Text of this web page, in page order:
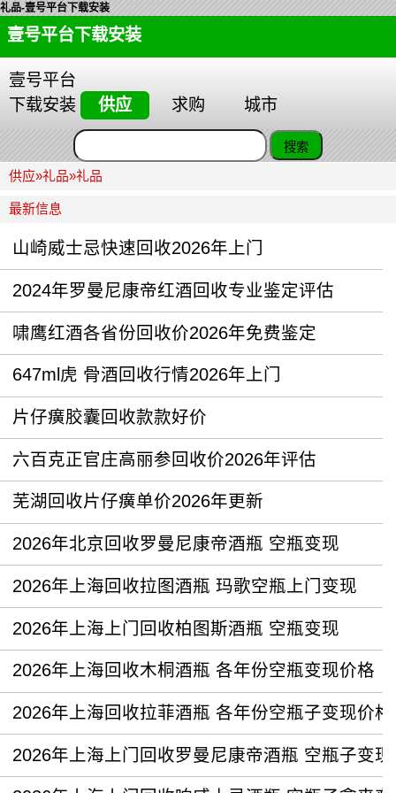
礼品-壹号平台下载安装
壹号平台下载安装
壹号平台
下载安装
供应 求购 城市
供应»礼品»礼品
最新信息
山崎威士忌快速回收2026年上门
2024年罗曼尼康帝红酒回收专业鉴定评估
啸鹰红酒各省份回收价2026年免费鉴定
647ml虎 骨酒回收行情2026年上门
片仔癀胶囊回收款款好价
六百克正官庄高丽参回收价2026年评估
芜湖回收片仔癀单价2026年更新
2026年北京回收罗曼尼康帝酒瓶 空瓶变现
2026年上海回收拉图酒瓶 玛歌空瓶上门变现
2026年上海上门回收柏图斯酒瓶 空瓶变现
2026年上海回收木桐酒瓶 各年份空瓶变现价格
2026年上海回收拉菲酒瓶 各年份空瓶子变现价
2026年上海上门回收罗曼尼康帝酒瓶 空瓶子变